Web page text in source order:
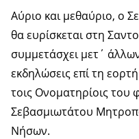
Αύριο και μεθαύριο, ο
θα ευρίσκεται στη
συμμετάσχει μετ΄
εκδηλώσεις επί τη
τοις Ονοματηρίοις
Σεβασμιωτάτου
Νήσων.